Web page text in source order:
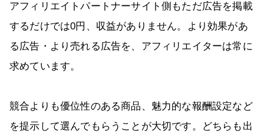
アフィリエイトパートナーサイト側もただ広告を掲載
するだけでは0円、収益がありません。より効果があ
る広告・より売れる広告を、アフィリエイターは常に
求めています。
競合よりも優位性のある商品、魅力的な報酬設定など
を提示して選んでもらうことが大切です。どちらも出